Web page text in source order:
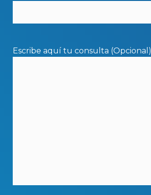
Escribe aquí tu consulta (Opcional)